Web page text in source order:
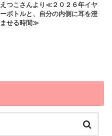
えつこさんより≪２０２６年イヤ
ーボトルと、自分の内側に耳を澄
ませる時間≫